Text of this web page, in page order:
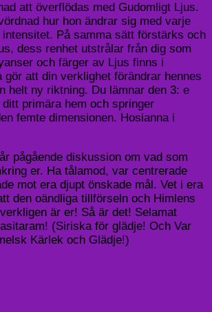
att överflödas med Gudomligt Ljus.
hur hon ändrar sig med varje
På samma sätt förstärks och
dess renhet utstrålar från dig som
och färger av Ljus finns i
gör att din verklighet förändrar hennes
helt ny riktning. Du lämnar den 3: e
primära hem och springer
femte dimensionen. Hosianna i
pågående diskussion om vad som
er. Ha tålamod, var centrerade
mot era djupt önskade mål. Vet i era
den oändliga tillförseln och Himlens
är er! Så är det! Selamat
(Siriska för glädje! Och Var
Kärlek och Glädje!)